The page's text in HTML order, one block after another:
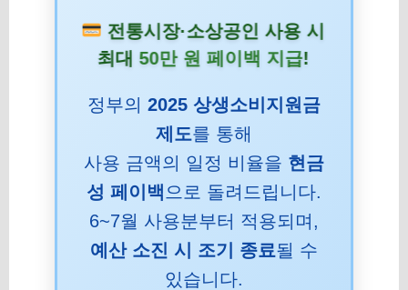
전통시장·소상공인 사용 시
최대 50만 원 페이백 지급!
정부의 2025 상생소비지원금
제도를 통해
사용 금액의 일정 비율을 현금
성 페이백 으로 돌려드립니다.
6~7월 사용분부터 적용되며,
예산 소진 시 조기 종료될 수
있습니다.